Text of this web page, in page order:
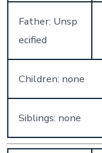
Father: Unsp
ecified
Children: none
Siblings: none